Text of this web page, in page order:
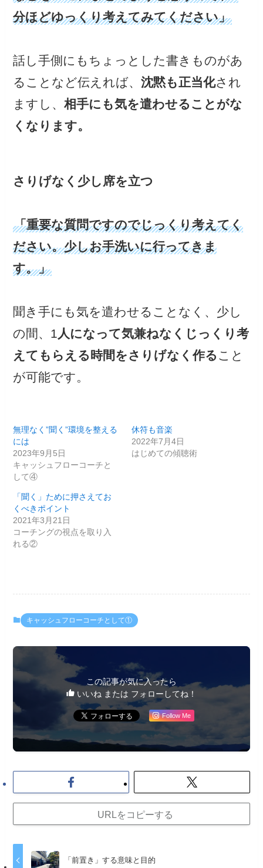
分ほどゆっくり考えてみてください」
話し手側にもちょっとした書きものがあ
ることなど伝えれば、沈黙も正当化され
ますし、相手にも気を遣わせることがな
くなります。
さりげなく少し席を立つ
「重要な質問ですのでじっくり考えてく
ださい。少しお手洗いに行ってきま
す。」
聞き手にも気を遣わせることなく、少し
の間、1 人になって気兼ねなくじっくり考
えてもらえる時間をさりげなく作る こと
が可能です。
無理なく”聞く”環境を整える
には
2023年9月5日
キャッシュフローコーチと
して④
休符も音楽
2022年7月4日
はじめての傾聴術
「聞く」ために押さえてお
くべきポイント
2021年3月21日
コーチングの視点を取り入
れる②
キャッシュフローコーチとして①
この記事が気に入ったら
いいね または フォローしてね！
Follow Me
URLをコピーする
「前置き」する意味と目的